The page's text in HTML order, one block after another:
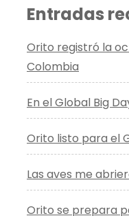
Entradas
Orito registró la
Colombia
En el Global Big
Orito listo para el
Las aves me
Orito se prepara